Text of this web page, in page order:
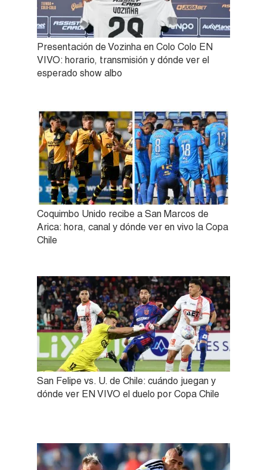
Presentación de Vozinha en Colo Colo EN
VIVO: horario, transmisión y dónde ver el
esperado show albo
Coquimbo Unido recibe a San Marcos de
Arica: hora, canal y dónde ver en vivo la Copa
Chile
San Felipe vs. U. de Chile: cuándo juegan y
dónde ver EN VIVO el duelo por Copa Chile